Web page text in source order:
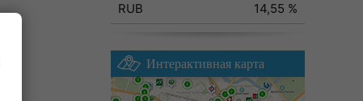
RUB
14,55 %
Интерактивная карта